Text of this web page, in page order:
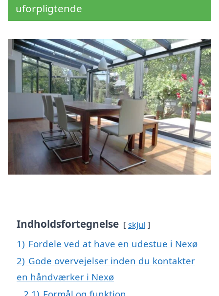
uforpligtende
Indholdsfortegnelse skjul
1) Fordele ved at have en udestue i Nexø
2) Gode overvejelser inden du kontakter
en håndværker i Nexø